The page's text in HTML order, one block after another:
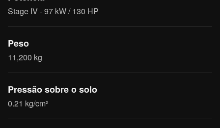
Stage IV - 97 kW / 130 HP
Peso
11,200 kg
Pressão sobre o solo
0.21 kg/cm²